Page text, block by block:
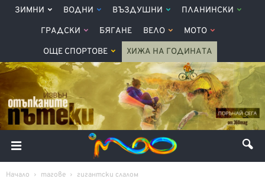
ЗИМНИ ВОДНИ ВЪЗДУШНИ ПЛАНИНСКИ
ГРАДСКИ БЯГАНЕ ВЕЛО МОТО
ОЩЕ СПОРТОВЕ ХИЖА НА ГОДИНАТА
Начало тагове гигантски слалом